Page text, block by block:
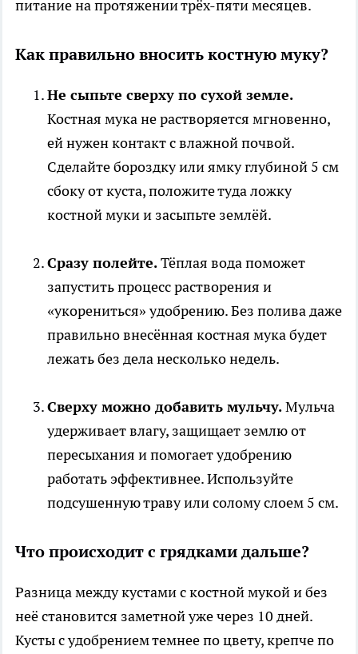
питание на протяжении трёх-пяти месяцев.
Как правильно вносить костную муку?
Не сыпьте сверху по сухой земле.
Костная мука не растворяется мгновенно,
ей нужен контакт с влажной почвой.
Сделайте бороздку или ямку глубиной 5 см
сбоку от куста, положите туда ложку
костной муки и засыпьте землёй.
Сразу полейте.Тёплая вода поможет
запустить процесс растворения и
«укорениться» удобрению. Без полива даже
правильно внесённая костная мука будет
лежать без дела несколько недель.
Сверху можно добавить мульчу.Мульча
удерживает влагу, защищает землю от
пересыхания и помогает удобрению
работать эффективнее. Используйте
подсушенную траву или солому слоем 5 см.
Что происходит с грядками дальше?
Разница между кустами с костной мукой и без
неё становится заметной уже через 10 дней.
Кусты с удобрением темнее по цвету, крепче по